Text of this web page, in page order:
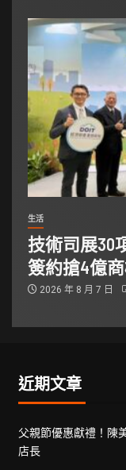
生活
技術司展30
簽約搶4億
2026 年 8 月 7 日
近期文章
父親節優惠獻禮！陳
店長